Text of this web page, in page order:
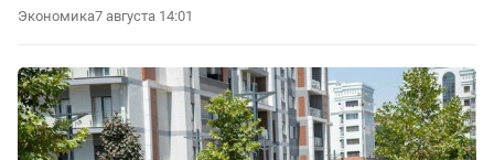
Экономика7 августа 14:01